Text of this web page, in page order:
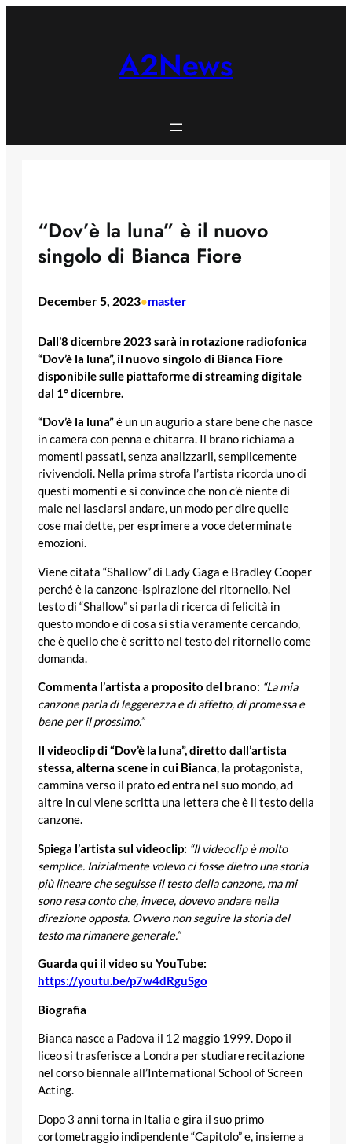
A2News
“Dov’è la luna” è il nuovo
singolo di Bianca Fiore
December 5, 2023•master
Dall’8 dicembre 2023 sarà in rotazione radiofonica
“Dov’è la luna”, il nuovo singolo di Bianca Fiore
disponibile sulle piattaforme di streaming digitale
dal 1° dicembre.
“Dov’è la luna”è un un augurio a stare bene che nasce
in camera con penna e chitarra. Il brano richiama a
momenti passati, senza analizzarli, semplicemente
rivivendoli. Nella prima strofa l’artista ricorda uno di
questi momenti e si convince che non c’è niente di
male nel lasciarsi andare, un modo per dire quelle
cose mai dette, per esprimere a voce determinate
emozioni.
Viene citata “Shallow” di Lady Gaga e Bradley Cooper
perché è la canzone-ispirazione del ritornello. Nel
testo di “Shallow” si parla di ricerca di felicità in
questo mondo e di cosa si stia veramente cercando,
che è quello che è scritto nel testo del ritornello come
domanda.
Commenta l’artista a proposito del brano: “La mia
canzone parla di leggerezza e di affetto, di promessa e
bene per il prossimo.”
Il videoclip di “Dov’è la luna”, diretto dall’artista
stessa, alterna scene in cui Bianca, la protagonista,
cammina verso il prato ed entra nel suo mondo, ad
altre in cui viene scritta una lettera che è il testo della
canzone.
Spiega l’artista sul videoclip: “Il videoclip è molto
semplice. Inizialmente volevo ci fosse dietro una storia
più lineare che seguisse il testo della canzone, ma mi
sono resa conto che, invece, dovevo andare nella
direzione opposta. Ovvero non seguire la storia del
testo ma rimanere generale.”
Guarda qui il video su YouTube:
https://youtu.be/p7w4dRguSgo
Biografia
Bianca nasce a Padova il 12 maggio 1999. Dopo il
liceo si trasferisce a Londra per studiare recitazione
nel corso biennale all’International School of Screen
Acting.
Dopo 3 anni torna in Italia e gira il suo primo
cortometraggio indipendente “Capitolo” e, insieme a